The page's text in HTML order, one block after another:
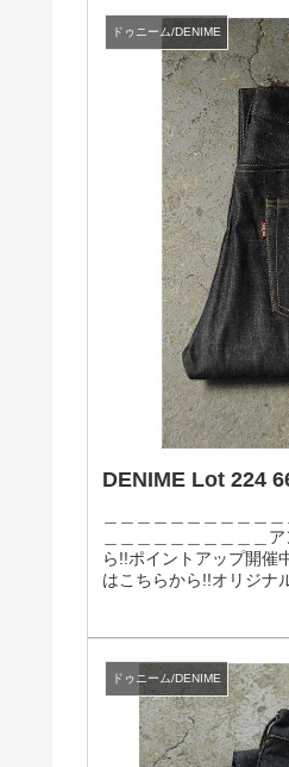
ドゥニーム/DENIME
DENIME Lot 224
＿＿＿＿＿＿＿＿＿＿
ら!!ポイントアップ開催
はこちらから!!オリジナ
ドゥニーム/DENIME